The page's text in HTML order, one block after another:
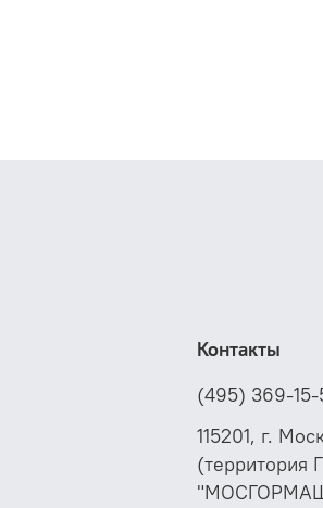
Контакты
(495) 369-15-
115201, г.